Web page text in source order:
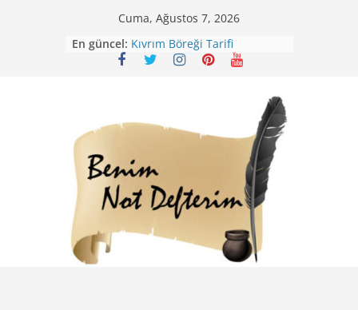
Cuma, Ağustos 7, 2026
En güncel: Kıvrım Böreği Tarifi
Karabuğday Pilavı Tarifi